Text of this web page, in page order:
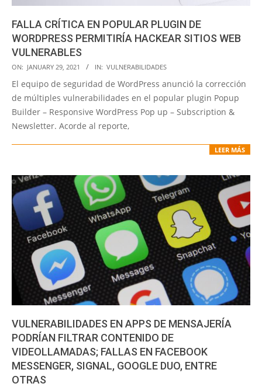
FALLA CRÍTICA EN POPULAR PLUGIN DE
WORDPRESS PERMITIRÍA HACKEAR SITIOS WEB
VULNERABLES
2021-
01-
29
ON: JANUARY 29, 2021 IN: VULNERABILIDADES
El equipo de seguridad de WordPress anunció la corrección
de múltiples vulnerabilidades en el popular plugin Popup
Builder – Responsive WordPress Pop up – Subscription &
Newsletter. Acorde al reporte,
LEER MÁS
VULNERABILIDADES EN APPS DE MENSAJERÍA
PODRÍAN FILTRAR CONTENIDO DE
VIDEOLLAMADAS; FALLAS EN FACEBOOK
MESSENGER, SIGNAL, GOOGLE DUO, ENTRE
OTRAS